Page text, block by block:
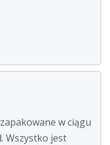
w ciągu
Wszystko jest